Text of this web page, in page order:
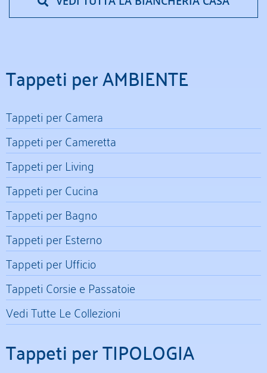
Tappeti per AMBIENTE
Tappeti per Camera
Tappeti per Cameretta
Tappeti per Living
Tappeti per Cucina
Tappeti per Bagno
Tappeti per Esterno
Tappeti per Ufficio
Tappeti Corsie e Passatoie
Vedi Tutte Le Collezioni
Tappeti per TIPOLOGIA